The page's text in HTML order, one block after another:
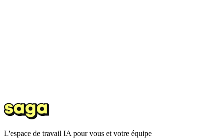
L'espace de travail IA pour vous et votre équipe